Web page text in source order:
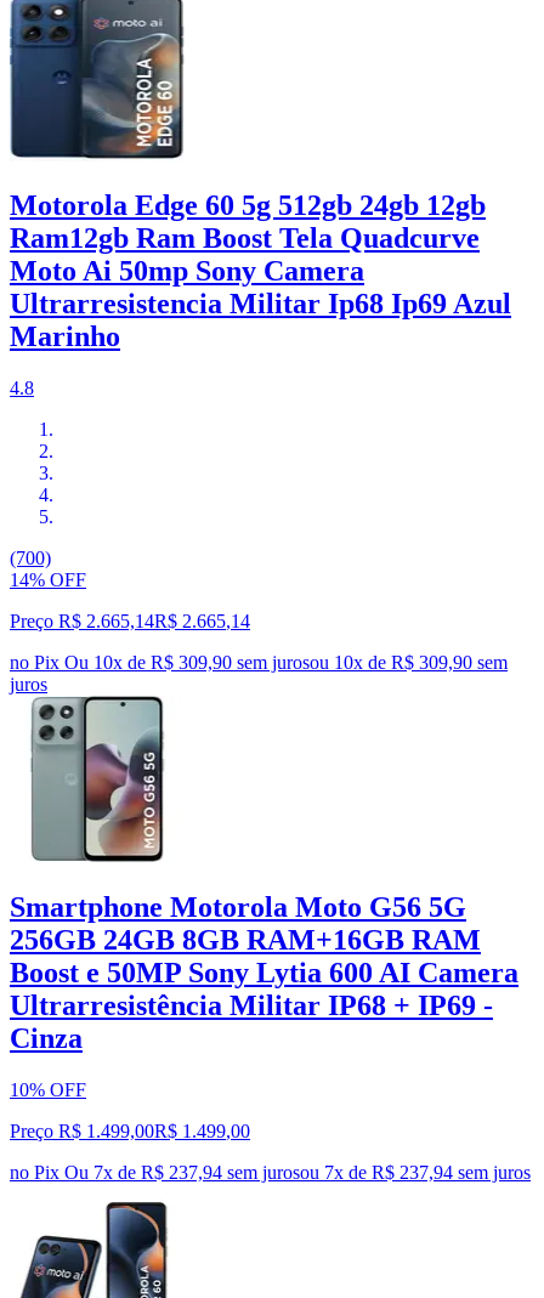
Motorola Edge 60 5g 512gb 24gb 12gb
Ram12gb Ram Boost Tela Quadcurve
Moto Ai 50mp Sony Camera
Ultrarresistencia Militar Ip68 Ip69 Azul
Marinho
4.8
(700)
14% OFF
Preço R$ 2.665,14R$ 2.665,14
no Pix Ou 10x de R$ 309,90 sem jurosou 10x de R$ 309,90 sem
juros
Smartphone Motorola Moto G56 5G
256GB 24GB 8GB RAM+16GB RAM
Boost e 50MP Sony Lytia 600 AI Camera
Ultrarresistência Militar IP68 + IP69 -
Cinza
10% OFF
Preço R$ 1.499,00R$ 1.499,00
no Pix Ou 7x de R$ 237,94 sem jurosou 7x de R$ 237,94 sem juros